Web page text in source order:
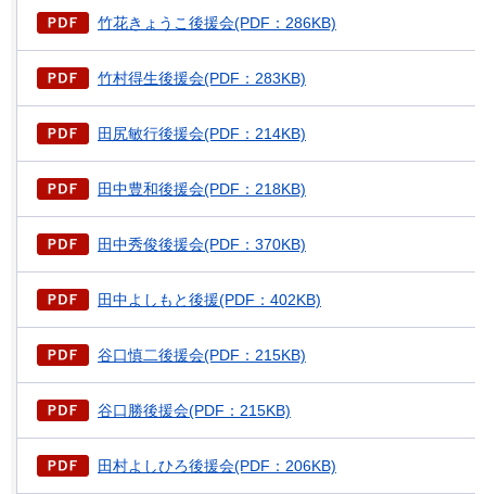
竹花きょうこ後援会(PDF：286KB)
竹村得生後援会(PDF：283KB)
田尻敏行後援会(PDF：214KB)
田中豊和後援会(PDF：218KB)
田中秀俊後援会(PDF：370KB)
田中よしもと後援(PDF：402KB)
谷口慎二後援会(PDF：215KB)
谷口勝後援会(PDF：215KB)
田村よしひろ後援会(PDF：206KB)